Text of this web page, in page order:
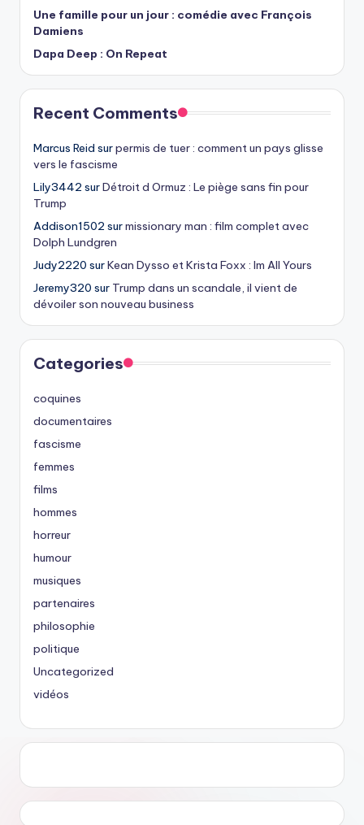
Une famille pour un jour : comédie avec François
Damiens
Dapa Deep : On Repeat
Recent Comments
Marcus Reid surpermis de tuer : comment un pays glisse
vers le fascisme
Lily3442 surDétroit d Ormuz : Le piège sans fin pour
Trump
Addison1502 surmissionary man : film complet avec
Dolph Lundgren
Judy2220 surKean Dysso et Krista Foxx : Im All Yours
Jeremy320 sur Trump dans un scandale, il vient de
dévoiler son nouveau business
Categories
coquines
documentaires
fascisme
femmes
films
hommes
horreur
humour
musiques
partenaires
philosophie
politique
Uncategorized
vidéos